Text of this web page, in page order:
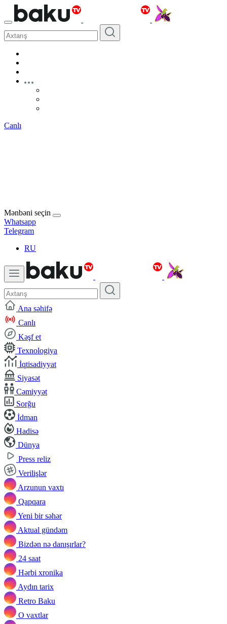
Canlı
Mənbəni seçin
Whatsapp
Telegram
RU
Ana səhifə
Canlı
Kəşf et
Texnologiya
İqtisadiyyat
Siyasət
Cəmiyyət
Sorğu
İdman
Hadisə
Dünya
Press reliz
Verilişlər
Arzunun vaxtı
Qapqara
Yeni bir səhər
Aktual gündəm
Bizdən nə danışırlar?
24 saat
Hərbi xronika
Aydın tarix
Retro Baku
O vaxtlar